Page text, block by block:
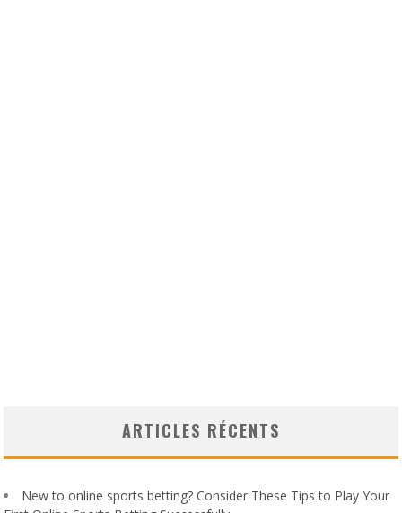
ARTICLES RÉCENTS
New to online sports betting? Consider These Tips to Play Your